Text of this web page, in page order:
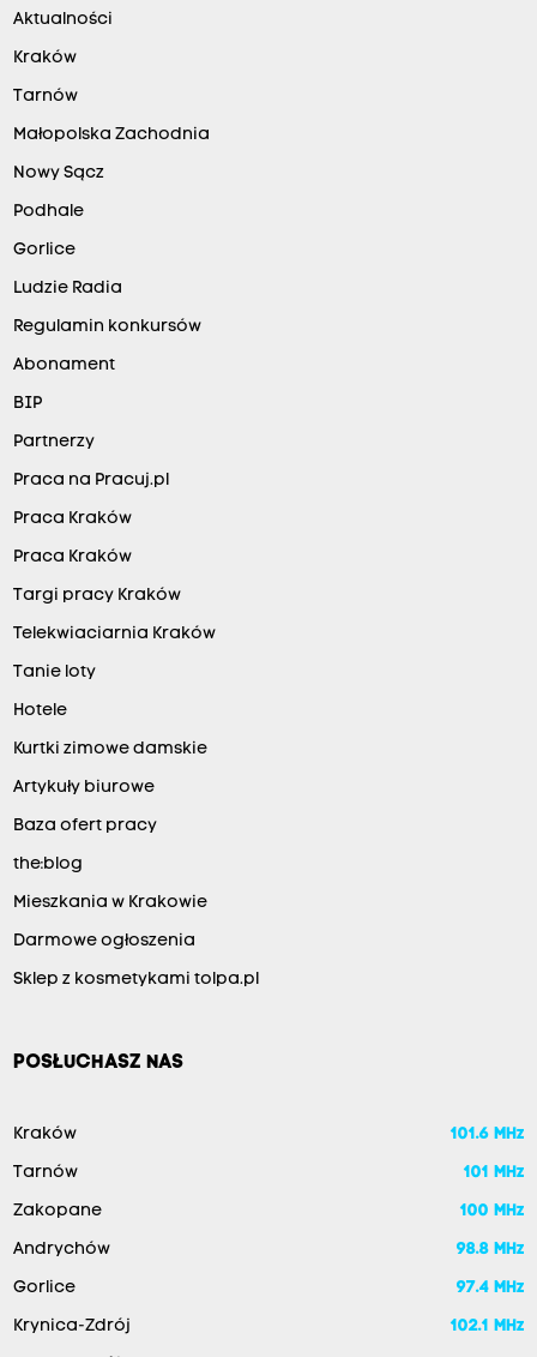
Aktualności
Kraków
Tarnów
Małopolska Zachodnia
Nowy Sącz
Podhale
Gorlice
Ludzie Radia
Regulamin konkursów
Abonament
BIP
Partnerzy
Praca na Pracuj.pl
Praca Kraków
Praca Kraków
Targi pracy Kraków
Telekwiaciarnia Kraków
Tanie loty
Hotele
Kurtki zimowe damskie
Artykuły biurowe
Baza ofert pracy
the:blog
Mieszkania w Krakowie
Darmowe ogłoszenia
Sklep z kosmetykami tolpa.pl
POSŁUCHASZ NAS
Kraków 101.6 MHz
Tarnów 101 MHz
Zakopane 100 MHz
Andrychów 98.8 MHz
Gorlice 97.4 MHz
Krynica-Zdrój 102.1 MHz